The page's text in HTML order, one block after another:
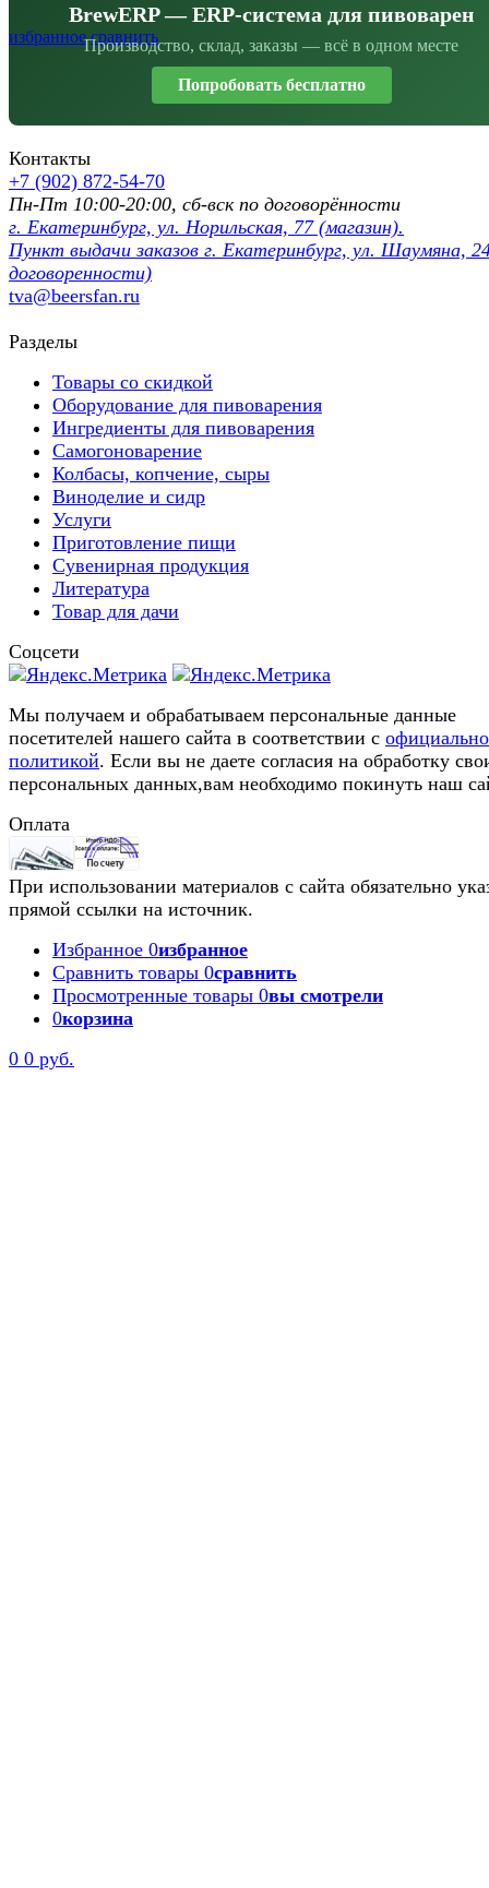
избранное сравнить
BrewERP — ERP-система для пивоварен
Производство, склад, заказы — всё в одном месте
Попробовать бесплатно
Контакты
+7 (902) 872-54-70
Пн-Пт 10:00-20:00, сб-вск по договорённости
г. Екатеринбург, ул. Норильская, 77 (магазин).
Пункт выдачи заказов г. Екатеринбург, ул. Шаумяна,
договоренности)
tva@beersfan.ru
Разделы
Товары со скидкой
Оборудование для пивоварения
Ингредиенты для пивоварения
Самогоноварение
Колбасы, копчение, сыры
Виноделие и сидр
Услуги
Приготовление пищи
Сувенирная продукция
Литература
Товар для дачи
Соцсети
Мы получаем и обрабатываем персональные данные
посетителей нашего сайта в соответствии с
политикой. Если вы не даете согласия на обработку
персональных данных,вам необходимо покинуть наш
Оплата
При использовании материалов с сайта обязательно
прямой ссылки на источник.
Избранное 0избранное
Сравнить товары 0сравнить
Просмотренные товары 0вы смотрели
0корзина
0 0 руб.